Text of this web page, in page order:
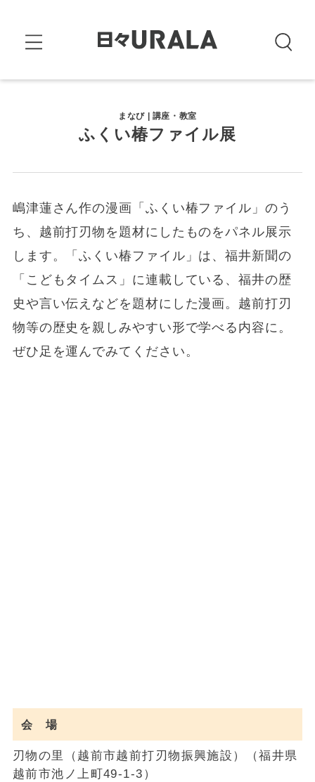
まなび | 講座・教室
ふくい椿ファイル展
嶋津蓮さん作の漫画「ふくい椿ファイル」のう
ち、越前打刃物を題材にしたものをパネル展示
します。「ふくい椿ファイル」は、福井新聞の
「こどもタイムス」に連載している、福井の歴
史や言い伝えなどを題材にした漫画。越前打刃
物等の歴史を親しみやすい形で学べる内容に。
ぜひ足を運んでみてください。
会 場
刃物の里（越前市越前打刃物振興施設）（福井県
越前市池ノ上町49-1-3）